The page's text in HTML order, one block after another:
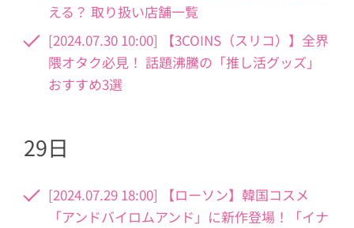
える？ 取り扱い店舗一覧
[2024.07.30 10:00] 【3COINS（スリコ）】全界
隈オタク必見！ 話題沸騰の「推し活グッズ」
おすすめ3選
29日
[2024.07.29 18:00] 【ローソン】韓国コスメ
「アンドバイロムアンド」に新作登場！「イナ